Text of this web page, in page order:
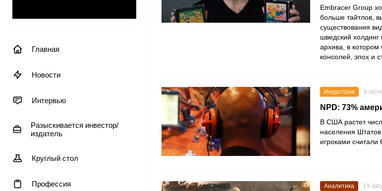
Главная
Новости
Интервью
Разыскивается инвестор/
издатель
Круглый стол
Профессия
Embracer Group
больше тайтлов,
существования
шведский холдинг
архива, в котором
консолей, эпох и
Индустрия 9
NPD: 73%
В США растет
населения
игроками считали
Аналитика 19